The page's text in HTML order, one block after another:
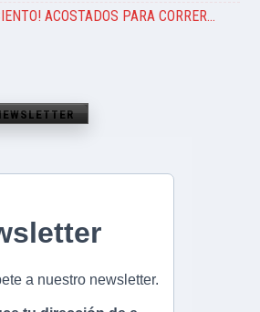
ACOSTADOS PARA CORRER…